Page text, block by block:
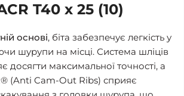
T40 х 25 (10)
основі, біта забезпечує легкість у
шурупи на місці. Система шліців
досягти максимальної точності, а
(Anti Cam-Out Ribs) сприяє